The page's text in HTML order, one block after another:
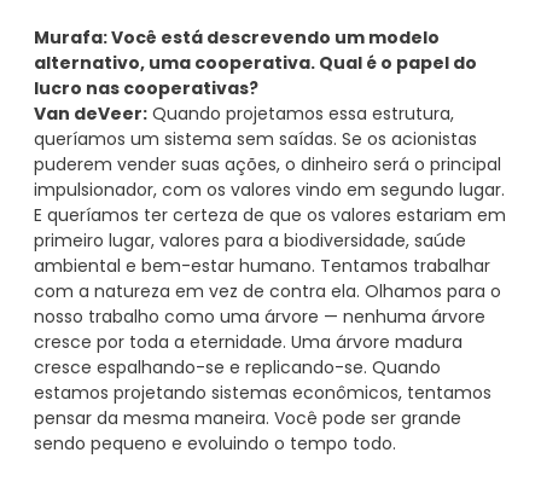
Murafa: Você está descrevendo um modelo
alternativo, uma cooperativa. Qual é o papel do
lucro nas cooperativas?
Van deVeer: Quando projetamos essa estrutura,
queríamos um sistema sem saídas. Se os acionistas
puderem vender suas ações, o dinheiro será o principal
impulsionador, com os valores vindo em segundo lugar.
E queríamos ter certeza de que os valores estariam em
primeiro lugar, valores para a biodiversidade, saúde
ambiental e bem-estar humano. Tentamos trabalhar
com a natureza em vez de contra ela. Olhamos para o
nosso trabalho como uma árvore — nenhuma árvore
cresce por toda a eternidade. Uma árvore madura
cresce espalhando-se e replicando-se. Quando
estamos projetando sistemas econômicos, tentamos
pensar da mesma maneira. Você pode ser grande
sendo pequeno e evoluindo o tempo todo.